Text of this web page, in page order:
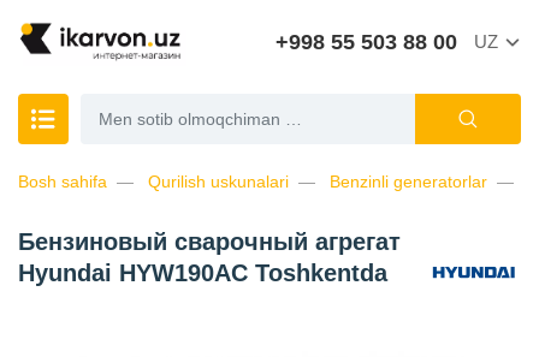
+998 55 503 88 00 UZ
Bosh sahifa Qurilish uskunalari Benzinli generatorlar
Бензиновый сварочный агрегат
Hyundai HYW190AC Toshkentda